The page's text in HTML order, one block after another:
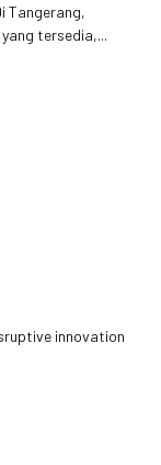
Tangerang,
tersedia,...
innovation